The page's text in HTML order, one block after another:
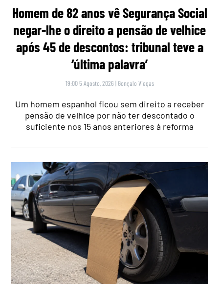
Homem de 82 anos vê Segurança Social
negar-lhe o direito a pensão de velhice
após 45 de descontos: tribunal teve a
‘última palavra’
19:00 5 Agosto, 2026 | Gonçalo Viegas
Um homem espanhol ficou sem direito a receber
pensão de velhice por não ter descontado o
suficiente nos 15 anos anteriores à reforma